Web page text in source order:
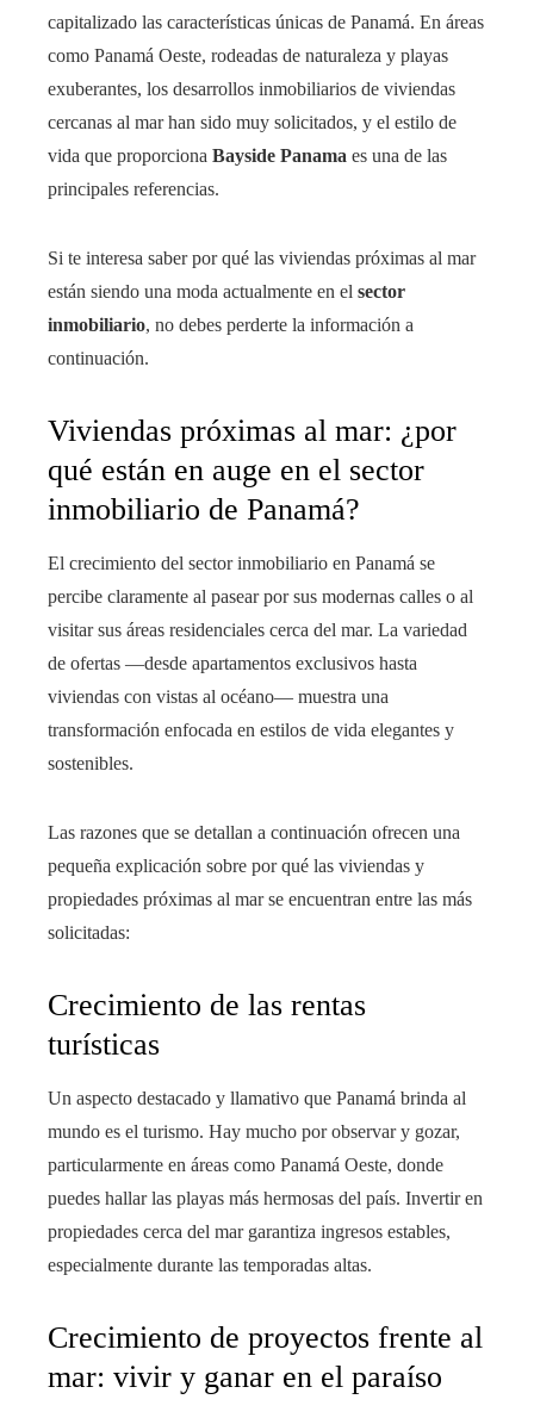
capitalizado las características únicas de Panamá. En áreas
como Panamá Oeste, rodeadas de naturaleza y playas
exuberantes, los desarrollos inmobiliarios de viviendas
cercanas al mar han sido muy solicitados, y el estilo de
vida que proporciona Bayside Panama es una de las
principales referencias.
Si te interesa saber por qué las viviendas próximas al mar
están siendo una moda actualmente en el sector
inmobiliario, no debes perderte la información a
continuación.
Viviendas próximas al mar: ¿por
qué están en auge en el sector
inmobiliario de Panamá?
El crecimiento del sector inmobiliario en Panamá se
percibe claramente al pasear por sus modernas calles o al
visitar sus áreas residenciales cerca del mar. La variedad
de ofertas —desde apartamentos exclusivos hasta
viviendas con vistas al océano— muestra una
transformación enfocada en estilos de vida elegantes y
sostenibles.
Las razones que se detallan a continuación ofrecen una
pequeña explicación sobre por qué las viviendas y
propiedades próximas al mar se encuentran entre las más
solicitadas:
Crecimiento de las rentas
turísticas
Un aspecto destacado y llamativo que Panamá brinda al
mundo es el turismo. Hay mucho por observar y gozar,
particularmente en áreas como Panamá Oeste, donde
puedes hallar las playas más hermosas del país. Invertir en
propiedades cerca del mar garantiza ingresos estables,
especialmente durante las temporadas altas.
Crecimiento de proyectos frente al
mar: vivir y ganar en el paraíso